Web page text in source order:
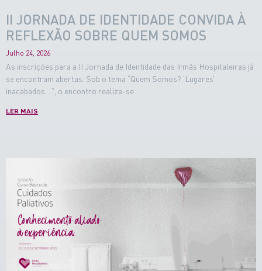
II JORNADA DE IDENTIDADE CONVIDA À
REFLEXÃO SOBRE QUEM SOMOS
Julho 24, 2026
As inscrições para a II Jornada de Identidade das Irmãs Hospitaleiras já
se encontram abertas. Sob o tema “Quem Somos? ‘Lugares’
inacabados…”, o encontro realiza-se
LER MAIS